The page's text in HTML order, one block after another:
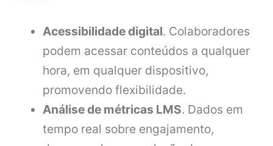
Acessibilidade digital. Colaboradores
podem acessar conteúdos a qualquer
hora, em qualquer dispositivo,
promovendo flexibilidade.
Análise de métricas LMS. Dados em
tempo real sobre engajamento,